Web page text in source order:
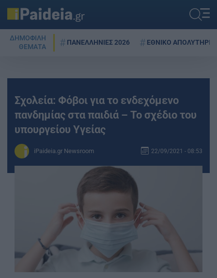
ΔΗΜΟΦΙΛΗ
ΘΕΜΑΤΑ
ΠΑΝΕΛΛΗΝΙΕΣ 2026 ΕΘΝΙΚΟ ΑΠΟΛΥΤΗΡΙΟ
Σχολεία: Φόβοι για το ενδεχόμενο
πανδημίας στα παιδιά – Το σχέδιο του
υπουργείου Υγείας
iPaideia.gr Newsroom 22/09/2021 - 08:53